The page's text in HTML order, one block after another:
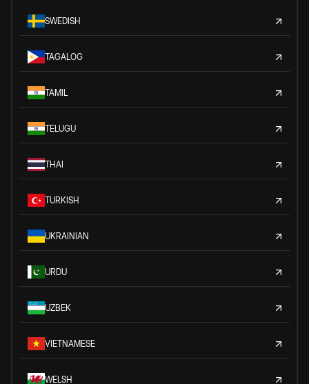
SWEDISH
TAGALOG
TAMIL
TELUGU
THAI
TURKISH
UKRAINIAN
URDU
UZBEK
VIETNAMESE
WELSH